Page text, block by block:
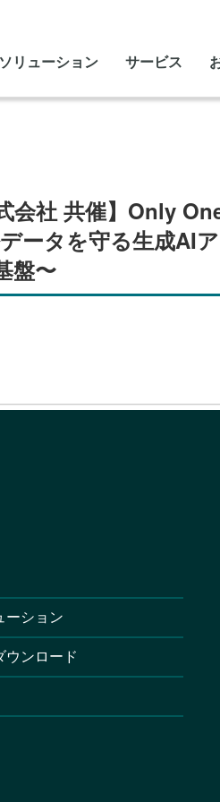
ソリューション サービス
会社 共催】Only
ータを守る生成AI
盤〜
ーション
ウンロード